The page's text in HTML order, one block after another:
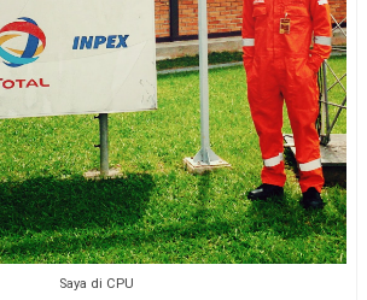
Saya di CPU